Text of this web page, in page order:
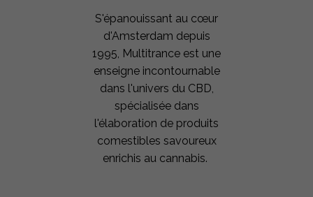
S'épanouissant au cœur
d'Amsterdam depuis
1995, Multitrance est une
enseigne incontournable
dans l'univers du CBD,
spécialisée dans
l'élaboration de produits
comestibles savoureux
enrichis au cannabis.